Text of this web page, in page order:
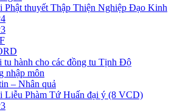
Phật thuyết Thập Thiện Nghiệp Đạo Kinh
hành cho các đồng tu Tịnh Độ
nhập môn
– Nhân quả
Liễu Phàm Tứ Huấn đại ý (8 VCD)